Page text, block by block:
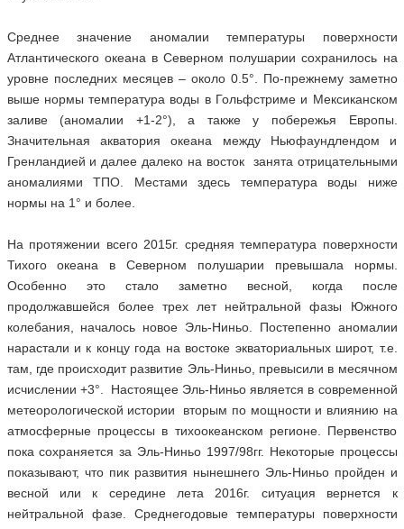
Среднее значение аномалии температуры поверхности
Атлантического океана в Северном полушарии сохранилось на
уровне последних месяцев – около 0.5°. По-прежнему заметно
выше нормы температура воды в Гольфстриме и Мексиканском
заливе (аномалии +1-2°), а также у побережья Европы.
Значительная акватория океана между Ньюфаундлендом и
Гренландией и далее далеко на восток занята отрицательными
аномалиями ТПО. Местами здесь температура воды ниже
нормы на 1° и более.
На протяжении всего 2015г. средняя температура поверхности
Тихого океана в Северном полушарии превышала нормы.
Особенно это стало заметно весной, когда после
продолжавшейся более трех лет нейтральной фазы Южного
колебания, началось новое Эль-Ниньо. Постепенно аномалии
нарастали и к концу года на востоке экваториальных широт, т.е.
там, где происходит развитие Эль-Ниньо, превысили в месячном
исчислении +3°. Настоящее Эль-Ниньо является в современной
метеорологической истории вторым по мощности и влиянию на
атмосферные процессы в тихоокеанском регионе. Первенство
пока сохраняется за Эль-Ниньо 1997/98гг. Некоторые процессы
показывают, что пик развития нынешнего Эль-Ниньо пройден и
весной или к середине лета 2016г. ситуация вернется к
нейтральной фазе. Среднегодовые температуры поверхности